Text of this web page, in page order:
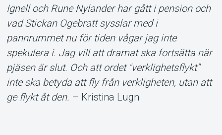
Ignell och Rune Nylander har gått i pension och
vad Stickan Ogebratt sysslar med i
pannrummet nu för tiden vågar jag inte
spekulera i. Jag vill att dramat ska fortsätta när
pjäsen är slut. Och att ordet "verklighetsflykt"
inte ska betyda att fly från verkligheten, utan att
ge flykt åt den. – Kristina Lugn